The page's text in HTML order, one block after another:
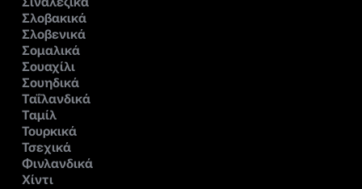
Σλοβακικά
Σλοβενικά
Σομαλικά
Σουαχίλι
Σουηδικά
Ταΐλανδικά
Ταμίλ
Τουρκικά
Τσεχικά
Φινλανδικά
Χίντι